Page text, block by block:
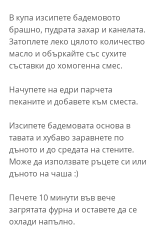
В купа изсипете бадемовото
брашно, пудрата захар и канелата.
Затоплете леко цялото количество
масло и объркайте със сухите
съставки до хомогенна смес.
Начупете на едри парчета
пеканите и добавете към сместа.
Изсипете бадемовата основа в
тавата и хубаво заравнете по
дъното и до средата на стените.
Може да използвате ръцете си или
дъното на чаша :)
Печете 10 минути във вече
загрятата фурна и оставете да се
охлади напълно.